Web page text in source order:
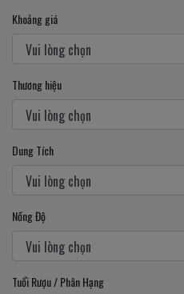
Khoảng giá
Thương hiệu
Dung Tích
Nồng Độ
Tuổi Rượu / Phân Hạng